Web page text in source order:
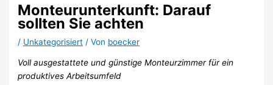
Monteurunterkunft: Darauf
sollten Sie achten
/ Unkategorisiert / Von boecker
Voll ausgestattete und günstige Monteurzimmer für ein
produktives Arbeitsumfeld